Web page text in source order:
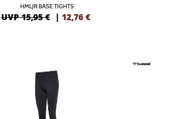
HMLJR BASE TIGHTS
UVP 15,95 € | 12,76 €